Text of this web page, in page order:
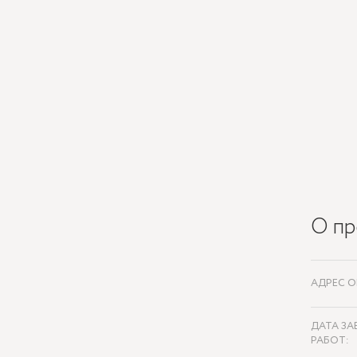
О
АДРЕС
ДАТА
РАБОТ: